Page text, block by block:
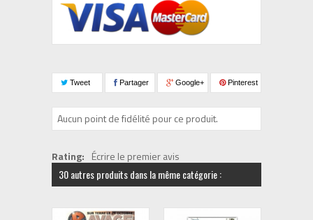
Tweet Partager Google+ Pinterest
Aucun point de fidélité pour ce produit.
Rating: Écrire le premier avis
30 autres produits dans la même catégorie :